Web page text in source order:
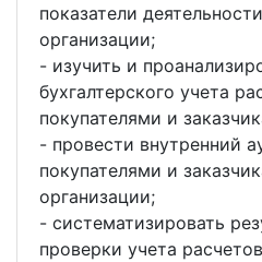
показатели
организации;
- изучить и
бухгалтерского учета
покупателями и
- провести внутренний
покупателями и
организации;
- систематизировать
проверки учета